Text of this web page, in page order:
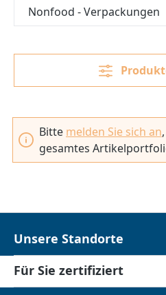
Nonfood - Verpackungen
Bitte melden Sie sich an
gesamtes
Unsere Standorte
Für Sie zertifiziert